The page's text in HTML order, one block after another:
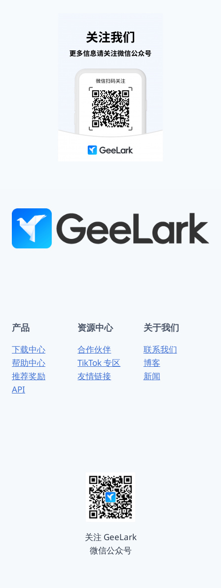
产品
下载中心
帮助中心
推荐奖励
API
资源中心
合作伙伴
TikTok 专区
友情链接
关于我们
联系我们
博客
新闻
关注 GeeLark
微信公众号